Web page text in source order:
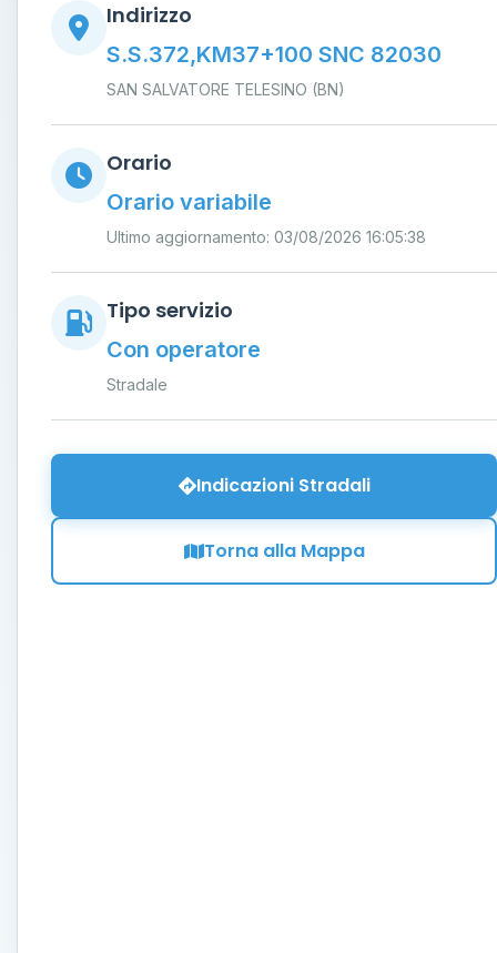
Indirizzo
S.S.372,KM37+100 SNC 82030
SAN SALVATORE TELESINO (BN)
Orario
Orario variabile
Ultimo aggiornamento: 03/08/2026 16:05:38
Tipo servizio
Con operatore
Stradale
Indicazioni Stradali
Torna alla Mappa